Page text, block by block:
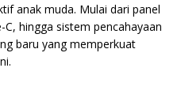
anak muda. Mulai dari panel
hingga sistem pencahayaan
baru yang memperkuat